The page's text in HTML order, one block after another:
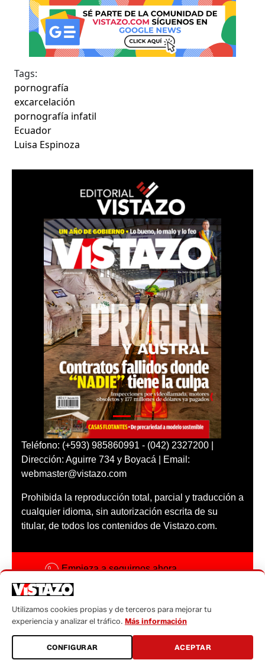
Tags:
pornografía
excarcelación
pornografía infatil
Ecuador
Luisa Espinoza
Teléfono: (+593) 985860991 - (042) 2327200 |
Dirección: Aguirre 734 y Boyacá | Email:
webmaster@vistazo.com
Prohibida la reproducción total, parcial y traducción a
cualquier idioma, sin autorización escrita de su
titular, de todos los contenidos de Vistazo.com.
Empieza a seguirnos ahora
Código ética
Sugerencias a:
sugerencias@vistazo.com
Utilizamos cookies propias y de terceros para mejorar tu
experiencia y analizar el tráfico. Más información
CONFIGURAR ACEPTAR